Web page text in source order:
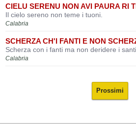
CIELU SERENU NON AVI PAURA RI
Il cielo sereno non teme i tuoni.
Calabria
SCHERZA CH'I FANTI E NON
Scherza con i fanti ma non deridere i santi.
Calabria
Prossimi